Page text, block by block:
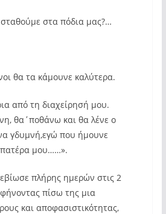
στα πόδια μας?…
θα τα κάμουνε καλύτερα.
από τη διαχείρησή μου.
θα΄ποθάνω και θα λένε ο
γδυμνή,εγώ που ήμουνε
μου……».
πλήρης ημερών στις 2
πίσω της μια
και αποφασιστικότητας,